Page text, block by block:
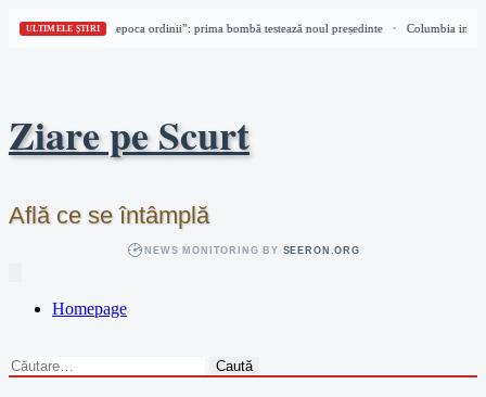
ULTIMELE ȘTIRI
Columbia intră în „epoca ordinii”: prima bombă testează noul președinte Columbia intră
Ziare pe Scurt
Află ce se întâmplă
NEWS MONITORING BY SEERON.ORG
Homepage
Caută
după: